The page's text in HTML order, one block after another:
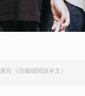
廣告（請繼續閱讀本文）